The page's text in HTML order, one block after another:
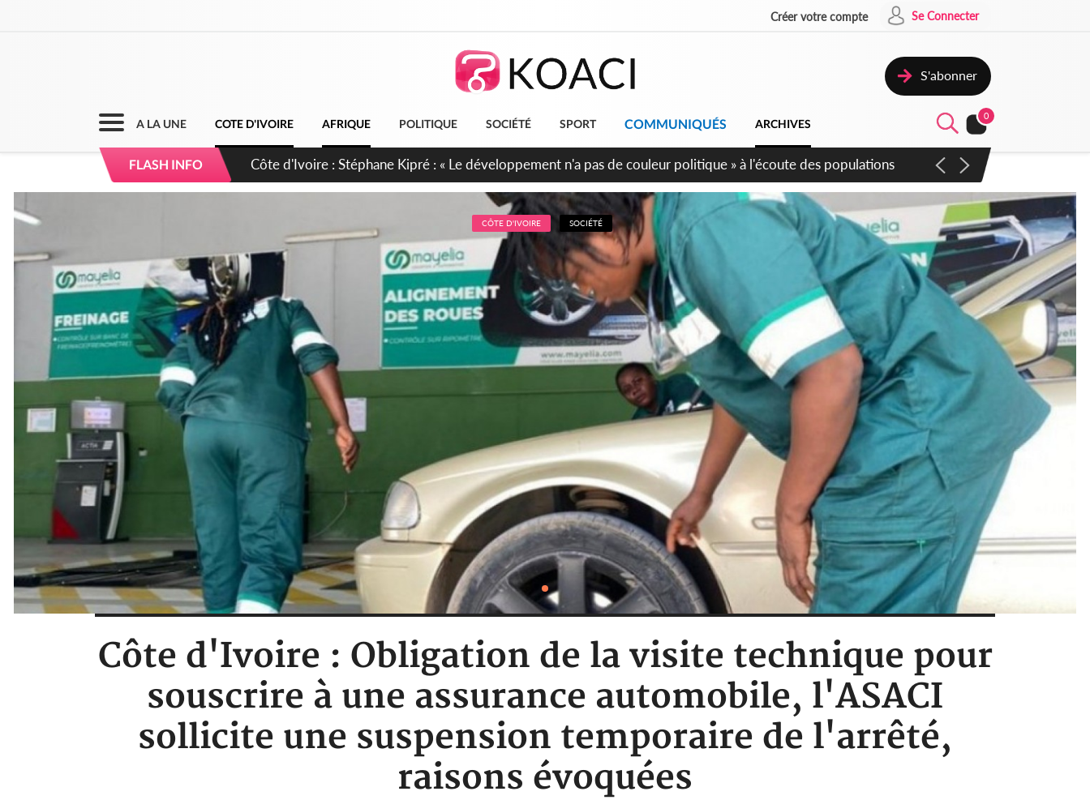
Créer votre compte Se Connecter
S'abonner
A LA UNE COTE D'IVOIRE AFRIQUE POLITIQUE SOCIÉTÉ SPORT COMMUNIQUÉS ARCHIVES
0
FLASH INFO Mali : Les FAMa accueillent 254 anciens combattants issus de groupes armés
CÔTE D'IVOIRE SOCIÉTÉ
Côte d'Ivoire : Obligation de la visite technique pour
souscrire à une assurance automobile, l'ASACI
sollicite une suspension temporaire de l'arrêté,
raisons évoquées